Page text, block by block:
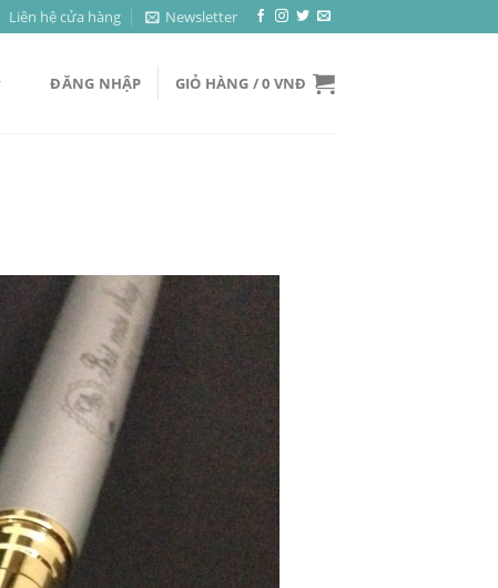
Liên hệ cửa hàng Newsletter
ĐĂNG NHẬP GIỎ HÀNG /0 VNĐ